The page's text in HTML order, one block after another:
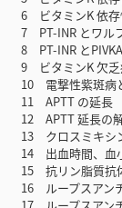
6 ビタミンK 依存
7 PT-INR とワル
8 PT-INR と
9 ビタミンK 欠乏
10 電撃性紫斑病
11 APTT の延長
12 APTT 延長の
13 クロスミキシ
14 出血時間、血
15 抗リン脂質抗
16 ループスアン